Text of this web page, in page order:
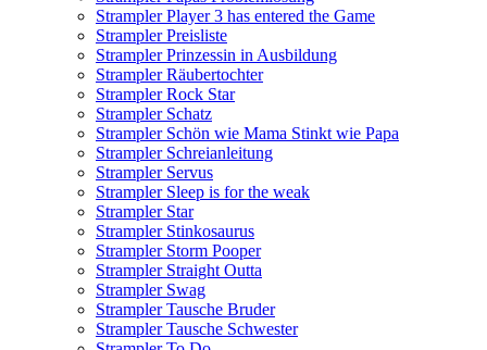
Strampler Player 3 has entered the Game
Strampler Preisliste
Strampler Prinzessin in Ausbildung
Strampler Räubertochter
Strampler Rock Star
Strampler Schatz
Strampler Schön wie Mama Stinkt wie Papa
Strampler Schreianleitung
Strampler Servus
Strampler Sleep is for the weak
Strampler Star
Strampler Stinkosaurus
Strampler Storm Pooper
Strampler Straight Outta
Strampler Swag
Strampler Tausche Bruder
Strampler Tausche Schwester